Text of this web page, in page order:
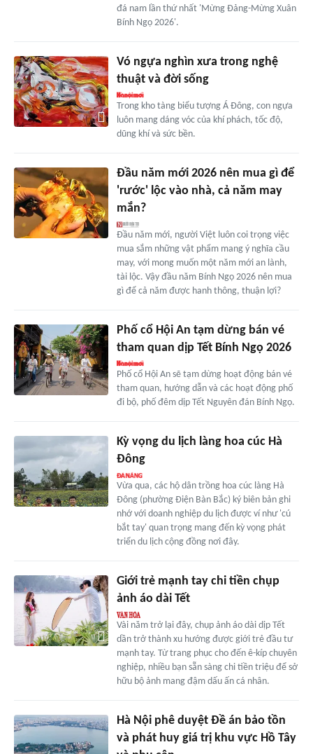
đá nam lần thứ nhất 'Mừng Đảng-Mừng Xuân
Bính Ngọ 2026'.
Vó ngựa nghìn xưa trong nghệ
thuật và đời sống
Trong kho tàng biểu tượng Á Đông, con ngựa
luôn mang dáng vóc của khí phách, tốc độ,
dũng khí và sức bền.
Đầu năm mới 2026 nên mua gì để
'rước' lộc vào nhà, cả năm may
mắn?
Đầu năm mới, người Việt luôn coi trọng việc
mua sắm những vật phẩm mang ý nghĩa cầu
may, với mong muốn một năm mới an lành,
tài lộc. Vậy đầu năm Bính Ngọ 2026 nên mua
gì để cả năm được hanh thông, thuận lợi?
Phố cổ Hội An tạm dừng bán vé
tham quan dịp Tết Bính Ngọ 2026
Phố cổ Hội An sẽ tạm dừng hoạt động bán vé
tham quan, hướng dẫn và các hoạt động phố
đi bộ, phố đêm dịp Tết Nguyên đán Bính Ngọ.
Kỳ vọng du lịch làng hoa cúc Hà
Đông
Vừa qua, các hộ dân trồng hoa cúc làng Hà
Đông (phường Điện Bàn Bắc) ký biên bản ghi
nhớ với doanh nghiệp du lịch được ví như 'cú
bắt tay' quan trọng mang đến kỳ vọng phát
triển du lịch cộng đồng nơi đây.
Giới trẻ mạnh tay chi tiền chụp
ảnh áo dài Tết
Vài năm trở lại đây, chụp ảnh áo dài dịp Tết
dần trở thành xu hướng được giới trẻ đầu tư
mạnh tay. Từ trang phục cho đến ê-kíp chuyên
nghiệp, nhiều bạn sẵn sàng chi tiền triệu để sở
hữu bộ ảnh mang đậm dấu ấn cá nhân.
Hà Nội phê duyệt Đề án bảo tồn
và phát huy giá trị khu vực Hồ Tây